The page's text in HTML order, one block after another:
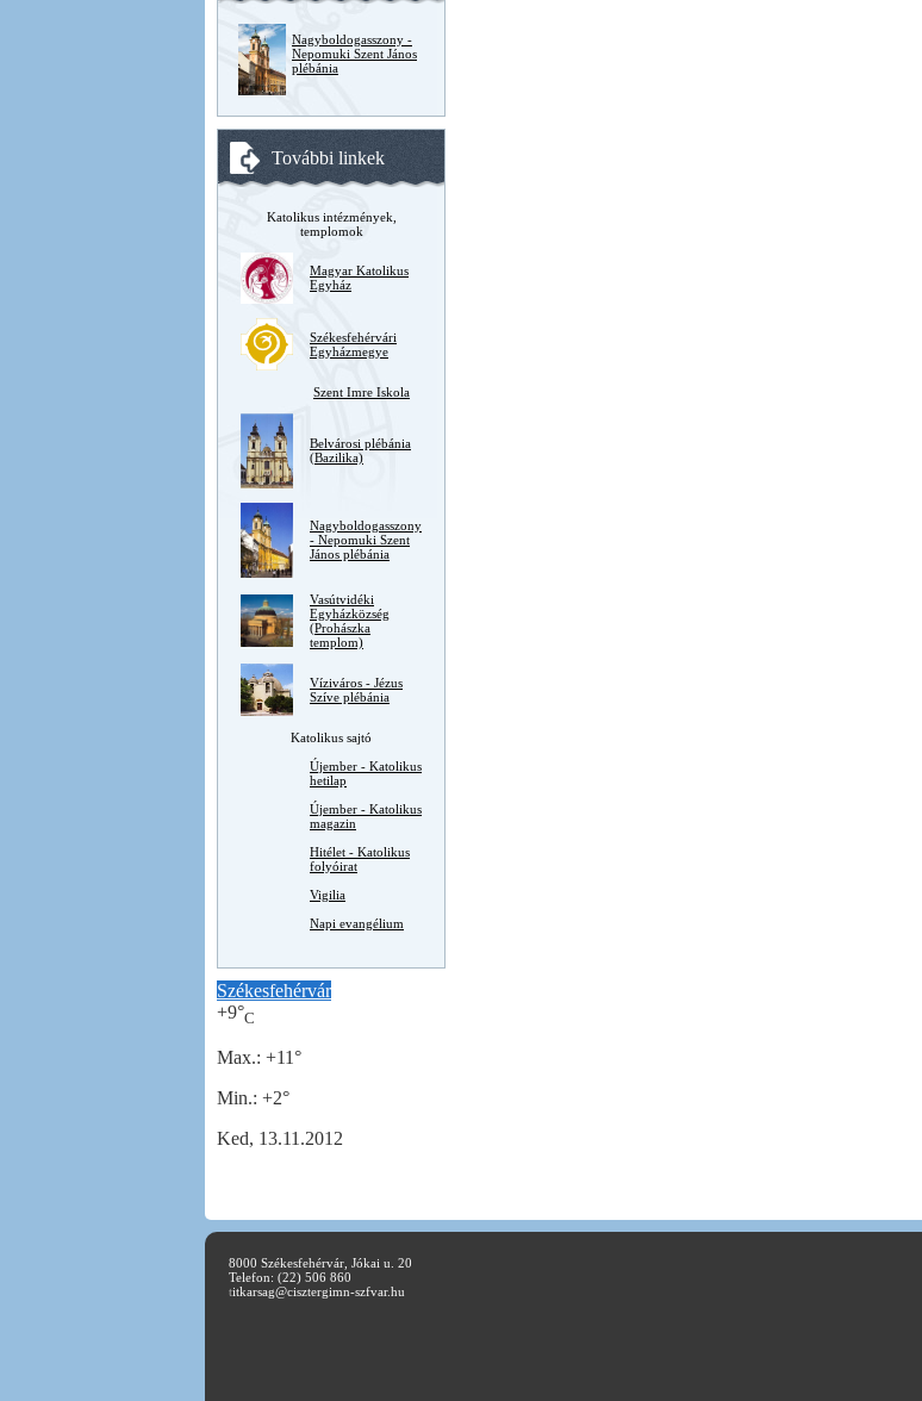
Nagyboldogasszony -
Nepomuki Szent János
plébánia
További linkek
Katolikus intézmények,
templomok
Magyar Katolikus
Egyház
Székesfehérvári
Egyházmegye
Szent Imre Iskola
Belvárosi plébánia
(Bazilika)
Nagyboldogasszony
- Nepomuki Szent
János plébánia
Vasútvidéki
Egyházközség
(Prohászka
templom)
Víziváros - Jézus
Szíve plébánia
Katolikus sajtó
Újember - Katolikus
hetilap
Újember - Katolikus
magazin
Hitélet - Katolikus
folyóirat
Vigilia
Napi evangélium
Székesfehérvár
+9°C
Max.: +11°
Min.: +2°
Ked, 13.11.2012
8000 Székesfehérvár, Jókai u. 20
Telefon: (22) 506 860
titkarsag@cisztergimn-szfvar.hu